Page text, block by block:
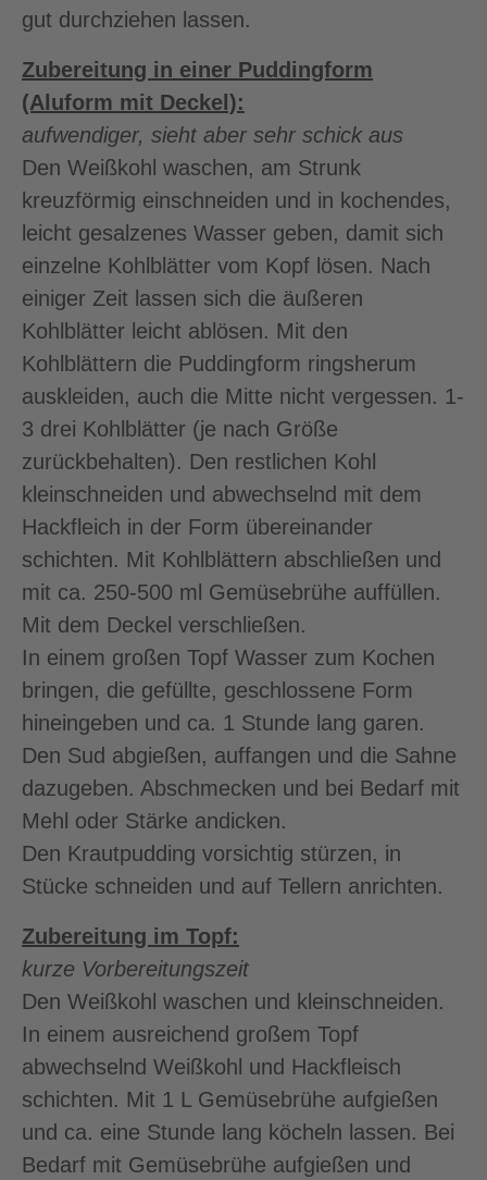
gut durchziehen lassen.
Zubereitung in einer Puddingform
(Aluform mit Deckel):
aufwendiger, sieht aber sehr schick aus
Den Weißkohl waschen, am Strunk
kreuzförmig einschneiden und in kochendes,
leicht gesalzenes Wasser geben, damit sich
einzelne Kohlblätter vom Kopf lösen. Nach
einiger Zeit lassen sich die äußeren
Kohlblätter leicht ablösen. Mit den
Kohlblättern die Puddingform ringsherum
auskleiden, auch die Mitte nicht vergessen. 1-
3 drei Kohlblätter (je nach Größe
zurückbehalten). Den restlichen Kohl
kleinschneiden und abwechselnd mit dem
Hackfleich in der Form übereinander
schichten. Mit Kohlblättern abschließen und
mit ca. 250-500 ml Gemüsebrühe auffüllen.
Mit dem Deckel verschließen.
In einem großen Topf Wasser zum Kochen
bringen, die gefüllte, geschlossene Form
hineingeben und ca. 1 Stunde lang garen.
Den Sud abgießen, auffangen und die Sahne
dazugeben. Abschmecken und bei Bedarf mit
Mehl oder Stärke andicken.
Den Krautpudding vorsichtig stürzen, in
Stücke schneiden und auf Tellern anrichten.
Zubereitung im Topf:
kurze Vorbereitungszeit
Den Weißkohl waschen und kleinschneiden.
In einem ausreichend großem Topf
abwechselnd Weißkohl und Hackfleisch
schichten. Mit 1 L Gemüsebrühe aufgießen
und ca. eine Stunde lang köcheln lassen. Bei
Bedarf mit Gemüsebrühe aufgießen und